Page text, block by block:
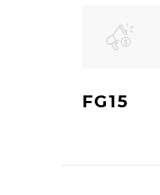
FG15